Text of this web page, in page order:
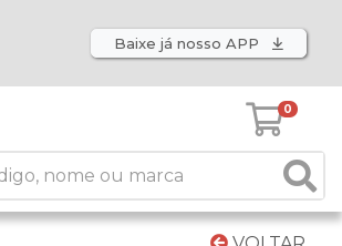
Baixe já nosso APP
0